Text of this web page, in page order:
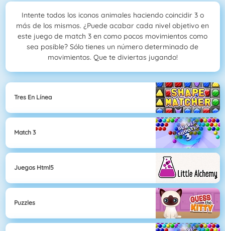
Intente todos los iconos animales haciendo coincidir 3 o
más de los mismos. ¿Puede acabar cada nivel objetivo en
este juego de match 3 en como pocos movimientos como
sea posible? Sólo tienes un número determinado de
movimientos. Que te diviertas jugando!
Tres En Línea
Match 3
Juegos Html5
Puzzles